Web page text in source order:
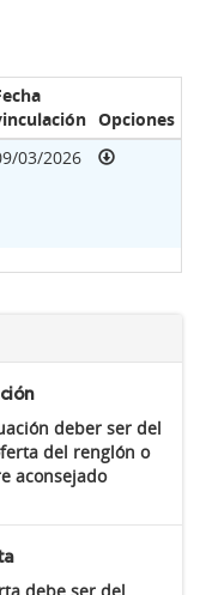
Opciones
03/2026
deber ser del
del renglón o
aconsejado